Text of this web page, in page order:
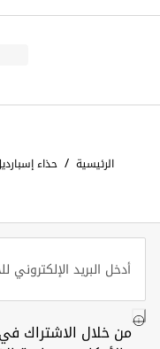
الرئيسية / حذاء
من خلال الاشتراك في